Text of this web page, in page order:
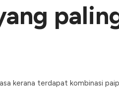
kerana terdapat kombinasi